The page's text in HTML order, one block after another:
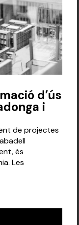
d’ús
i
de projectes
és
Les